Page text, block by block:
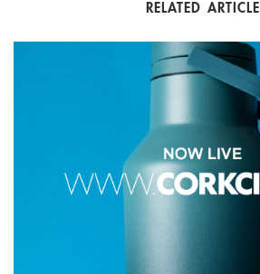
RELATED ARTICLE